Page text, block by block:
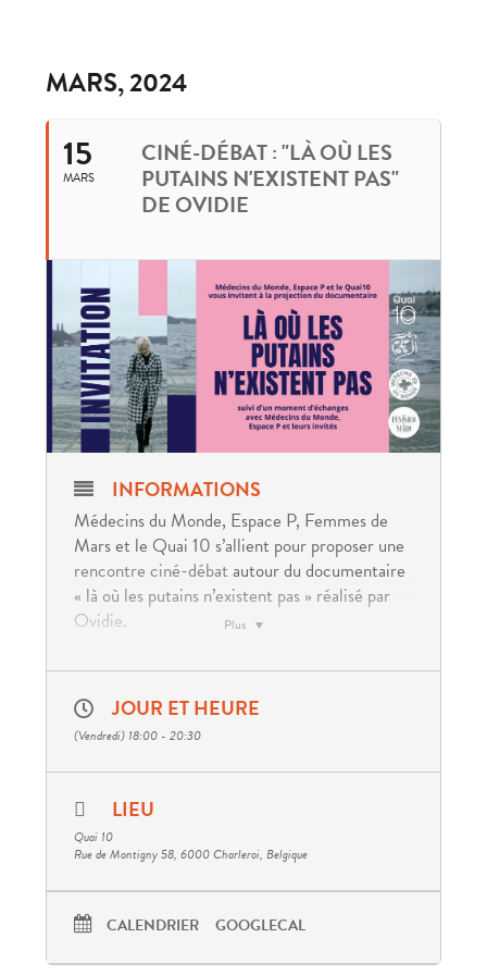
MARS, 2024
15
MARS
CINÉ-DÉBAT : "LÀ OÙ LES
PUTAINS N'EXISTENT PAS"
DE OVIDIE
Plus
INFORMATIONS
Médecins du Monde, Espace P, Femmes de
Mars et le Quai 10 s’allient pour proposer une
rencontre ciné-débat autour du documentaire
« là où les putains n’existent pas » réalisé par
Ovidie.
Petite », assassinée de 31 coups de couteau par
son ancien compagnon dans le bureau des
Malgré son passé de violence, ce dernier avait
obtenu la garde de leurs deux enfants lorsque
les services sociaux ont découvert qu’elle avait
semaines. Malgré de nombreuses démarches
pendant trois ans, les services sociaux refusent
JOUR ET HEURE
(Vendredi) 18:00 - 20:30
LIEU
Quai 10
Rue de Montigny 58, 6000 Charleroi, Belgique
CALENDRIER GOOGLECAL